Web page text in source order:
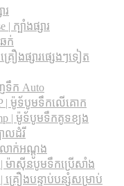
រ
ក្បាំងផ្សារ
ក់
រឿងផ្សារផ្សេងៗទៀត
ទឹក Auto
| ម៉ូទ័បូមទឹកលើគោក
| ម៉ូទ័បូមទឹកគូទខ្យង
លដំរី
លាក់អណ្តូង
| ម៉ាស៊ីនបូមទឹកប្រើសាំង
គ្រឿងបន្ទាប់បន្សំសម្រាប់